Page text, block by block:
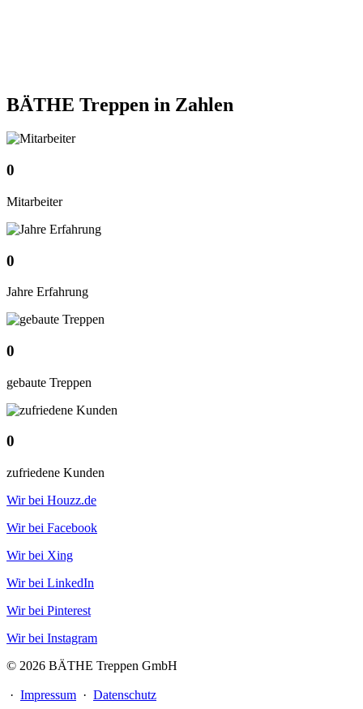
BÄTHE Treppen in Zahlen
0
Mitarbeiter
0
Jahre Erfahrung
0
gebaute Treppen
0
zufriedene Kunden
Wir bei Houzz.de
Wir bei Facebook
Wir bei Xing
Wir bei LinkedIn
Wir bei Pinterest
Wir bei Instagram
© 2026 BÄTHE Treppen GmbH
· Impressum · Datenschutz